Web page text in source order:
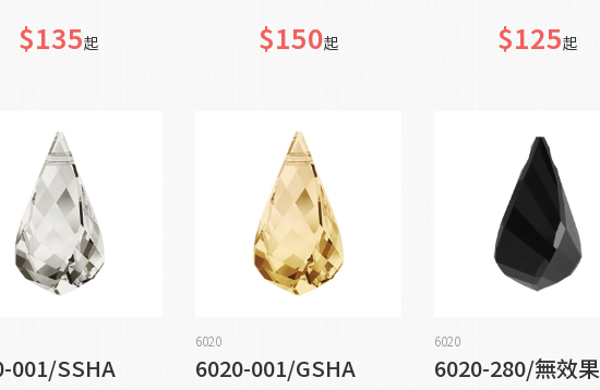
$135起 $150起 $125起
001/SSHA
6020
6020-001/GSHA
6020
6020-280/無效果